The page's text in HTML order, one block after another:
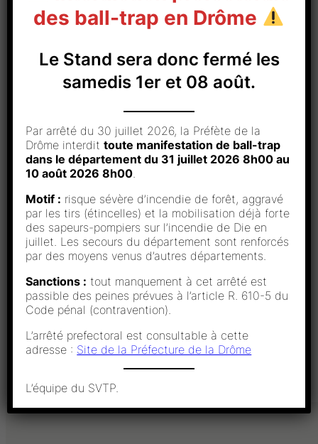
Résultats 2024 –
Grand Prix de la Ville
de Valence
21/04/2024 Résultats 2024
Classement SCRATCH
Télécharger
Classement Dames
Télécharger
Classement Junior
Télécharger
Classement Man1
Télécharger
Classement Man2
Télécharger
Classement Man3
Classement Mas
Télécharger
Classement SenA
Télécharger
Classement SenB
Classement Vet
Télécharger
Classement SCRATCH_merged
Télécharger
des ball-trap en Drôme
Le Stand sera donc fermé les
samedis 1er et 08 août.
Par arrêté du 30 juillet 2026, la Préfète de la
Drôme interdittoute manifestation de ball-trap
dans le département du 31 juillet 2026 8h00 au
10 août 2026 8h00
Motif : risque sévère d’incendie de forêt, aggravé
par les tirs (étincelles) et la mobilisation déjà forte
des sapeurs-pompiers sur l’incendie de Die en
juillet. Les secours du département sont renforcés
par des moyens venus d’autres départements.
Sanctions : tout manquement à cet arrêté est
passible des peines prévues à l’article R. 610-5 du
Code pénal (contravention).
L’arrêté prefectoral est consultable à cette
adresse : Site de la Préfecture de la Drôme
L’équipe du SVTP.